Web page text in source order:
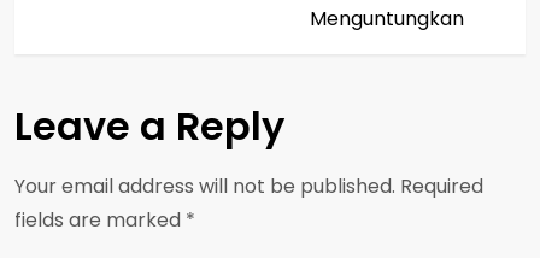
a
v
i
Menguntungkan
Leave a Reply
Your email address will not be published. Required
fields are marked *